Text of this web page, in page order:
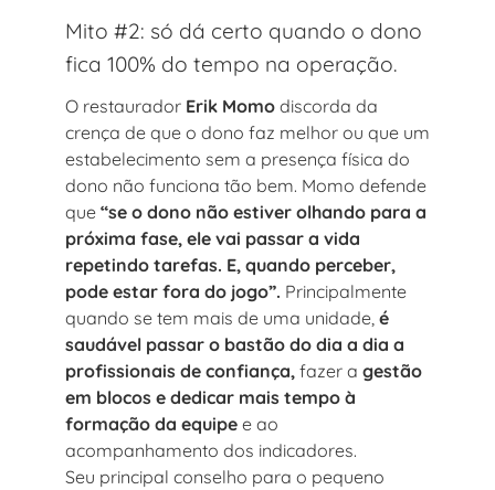
Mito #2: só dá certo quando o dono
fica 100% do tempo na operação.
O restaurador Erik Momo discorda da
crença de que o dono faz melhor ou que um
estabelecimento sem a presença física do
dono não funciona tão bem. Momo defende
que “se o dono não estiver olhando para a
próxima fase, ele vai passar a vida
repetindo tarefas. E, quando perceber,
pode estar fora do jogo”. Principalmente
quando se tem mais de uma unidade, é
saudável passar o bastão do dia a dia a
profissionais de confiança, fazer a gestão
em blocos e dedicar mais tempo à
formação da equipe e ao
acompanhamento dos indicadores.
Seu principal conselho para o pequeno